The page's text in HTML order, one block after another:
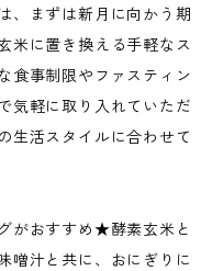
、まずは新月に向かう期
米に置き換える手軽なス
食事制限やファスティン
気軽に取り入れていただ
生活スタイルに合わせて
がおすすめ★酵素玄米と
噌汁と共に、おにぎりに